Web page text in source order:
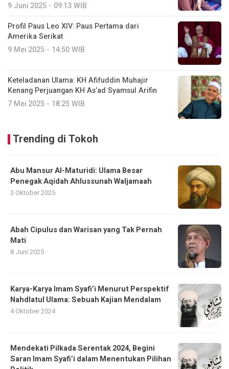
9 Juni 2025 - 09:13 WIB
Profil Paus Leo XIV: Paus Pertama dari
Amerika Serikat
9 Mei 2025 - 14:50 WIB
Keteladanan Ulama: KH Afifuddin Muhajir
Kenang Perjuangan KH As’ad Syamsul Arifin
7 Mei 2025 - 18:25 WIB
Trending di Tokoh
Abu Mansur Al-Maturidi: Ulama Besar
Penegak Aqidah Ahlussunah Waljamaah
3 Oktober 2025
Abah Cipulus dan Warisan yang Tak Pernah
Mati
8 Juni 2025
Karya-Karya Imam Syafi’i Menurut Perspektif
Nahdlatul Ulama: Sebuah Kajian Mendalam
4 Oktober 2024
Mendekati Pilkada Serentak 2024, Begini
Saran Imam Syafi’i dalam Menentukan Pilihan